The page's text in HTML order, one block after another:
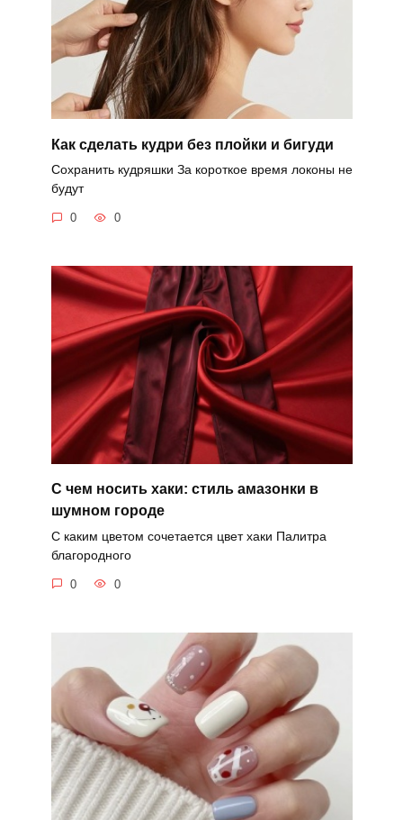
Как сделать кудри без плойки и бигуди
Сохранить кудряшки За короткое время локоны не
будут
0 0
С чем носить хаки: стиль амазонки в
шумном городе
С каким цветом сочетается цвет хаки Палитра
благородного
0 0